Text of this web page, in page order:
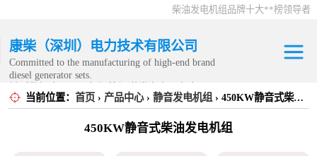
柴油发电机组品牌十大**榜领导者
康柴（深圳）电力技术有限公司
Committed to the manufacturing of high-end brand
diesel generator sets.
务范围内。
当前位置： 首页 › 产品中心› 静音发电机组 › 450KW静音式柴油发电机组
450KW静音式柴油发电机组
康明斯发电机组